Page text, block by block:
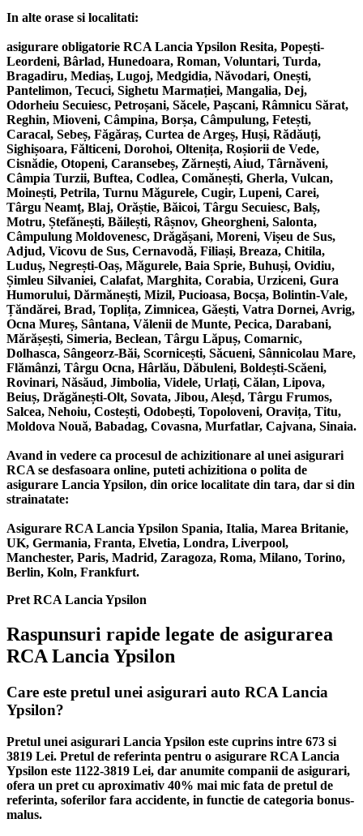
In alte orase si localitati:
asigurare obligatorie RCA Lancia Ypsilon Resita, Popești-
Leordeni, Bârlad, Hunedoara, Roman, Voluntari, Turda,
Bragadiru, Mediaș, Lugoj, Medgidia, Năvodari, Onești,
Pantelimon, Tecuci, Sighetu Marmației, Mangalia, Dej,
Odorheiu Secuiesc, Petroșani, Săcele, Pașcani, Râmnicu Sărat,
Reghin, Mioveni, Câmpina, Borșa, Câmpulung, Fetești,
Caracal, Sebeș, Făgăraș, Curtea de Argeș, Huși, Rădăuți,
Sighișoara, Fălticeni, Dorohoi, Oltenița, Roșiorii de Vede,
Cisnădie, Otopeni, Caransebeș, Zărnești, Aiud, Târnăveni,
Câmpia Turzii, Buftea, Codlea, Comănești, Gherla, Vulcan,
Moinești, Petrila, Turnu Măgurele, Cugir, Lupeni, Carei,
Târgu Neamț, Blaj, Orăștie, Băicoi, Târgu Secuiesc, Balș,
Motru, Ștefănești, Băilești, Râșnov, Gheorgheni, Salonta,
Câmpulung Moldovenesc, Drăgășani, Moreni, Vișeu de Sus,
Adjud, Vicovu de Sus, Cernavodă, Filiași, Breaza, Chitila,
Luduș, Negrești-Oaș, Măgurele, Baia Sprie, Buhuși, Ovidiu,
Șimleu Silvaniei, Calafat, Marghita, Corabia, Urziceni, Gura
Humorului, Dărmănești, Mizil, Pucioasa, Bocșa, Bolintin-Vale,
Țăndărei, Brad, Toplița, Zimnicea, Găești, Vatra Dornei, Avrig,
Ocna Mureș, Sântana, Vălenii de Munte, Pecica, Darabani,
Mărășești, Simeria, Beclean, Târgu Lăpuș, Comarnic,
Dolhasca, Sângeorz-Băi, Scornicești, Săcueni, Sânnicolau Mare,
Flămânzi, Târgu Ocna, Hârlău, Dăbuleni, Boldești-Scăeni,
Rovinari, Năsăud, Jimbolia, Videle, Urlați, Călan, Lipova,
Beiuș, Drăgănești-Olt, Sovata, Jibou, Aleșd, Târgu Frumos,
Salcea, Nehoiu, Costești, Odobești, Topoloveni, Oravița, Titu,
Moldova Nouă, Babadag, Covasna, Murfatlar, Cajvana, Sinaia.
Avand in vedere ca procesul de achizitionare al unei asigurari
RCA se desfasoara online, puteti achizitiona o polita de
asigurare Lancia Ypsilon, din orice localitate din tara, dar si din
strainatate:
Asigurare RCA Lancia Ypsilon Spania, Italia, Marea Britanie,
UK, Germania, Franta, Elvetia, Londra, Liverpool,
Manchester, Paris, Madrid, Zaragoza, Roma, Milano, Torino,
Berlin, Koln, Frankfurt.
Pret RCA Lancia Ypsilon
Raspunsuri rapide legate de asigurarea
RCA Lancia Ypsilon
Care este pretul unei asigurari auto RCA Lancia
Ypsilon?
Pretul unei asigurari Lancia Ypsilon este cuprins intre 673 si
3819 Lei. Pretul de referinta pentru o asigurare RCA Lancia
Ypsilon este 1122-3819 Lei, dar anumite companii de asigurari,
ofera un pret cu aproximativ 40% mai mic fata de pretul de
referinta, soferilor fara accidente, in functie de categoria bonus-
malus.